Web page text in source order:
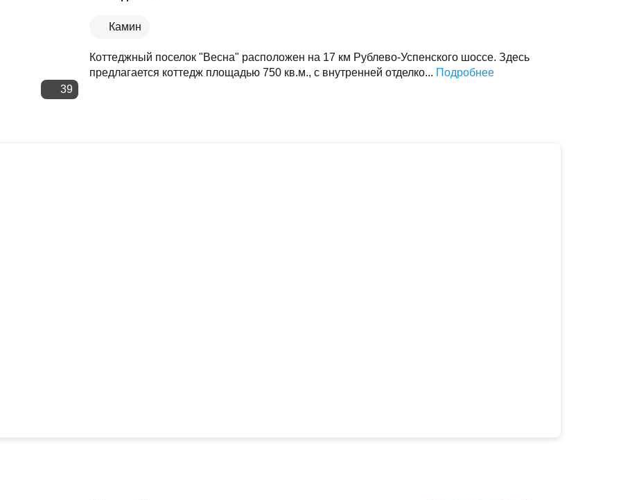
39
Камин
Коттеджный поселок "Весна" расположен на 17 км Рублево-Успенского шоссе. Здесь
предлагается коттедж площадью 750 кв.м., с внутренней отделко... Подробнее